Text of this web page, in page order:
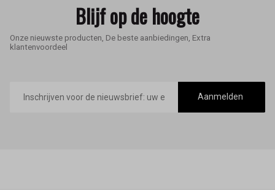
Blijf op de hoogte
Onze nieuwste producten, De beste aanbiedingen, Extra
klantenvoordeel
mailadres
Aanmelden